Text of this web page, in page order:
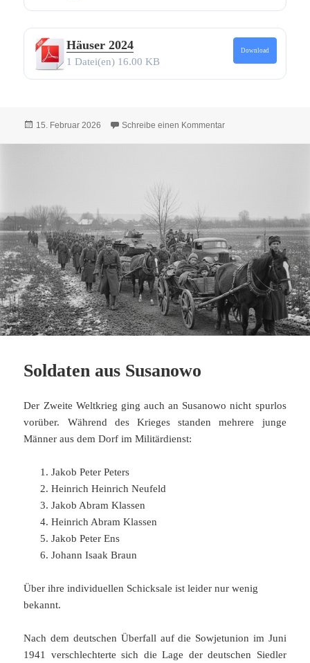
Häuser 2024
1 Datei(en) 16.00 KB
Download
Veröffentlicht
15. Februar 2026 Schreibe einen Kommentarzu Alle Texte und
Soldaten aus Susanowo
Der Zweite Weltkrieg ging auch an Susanowo nicht spurlos
vorüber. Während des Krieges standen mehrere junge
Männer aus dem Dorf im Militärdienst:
Jakob Peter Peters
Heinrich Heinrich Neufeld
Jakob Abram Klassen
Heinrich Abram Klassen
Jakob Peter Ens
Johann Isaak Braun
Über ihre individuellen Schicksale ist leider nur wenig
bekannt.
Nach dem deutschen Überfall auf die Sowjetunion im Juni
1941 verschlechterte sich die Lage der deutschen Siedler